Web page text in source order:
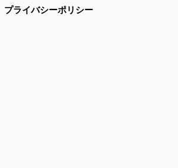
プライバシーポリシー